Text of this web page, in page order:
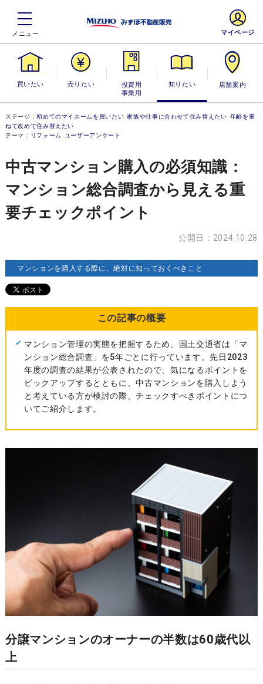
買いたい 売りたい
投資用・事業
用
知りたい 店舗案内
マイページ
ステージ：初めてのマイホームを買いたい 家族や仕事に合わせて住み替えたい 年齢を重
ねて改めて住み替えたい
テーマ：
リフォーム ユーザーアンケート
中古マンション購入の必須知識：
マンション総合調査から見える重
要チェックポイント
公開日：2024.10.28
マンションを購入する際に、絶対に知っておくべきこと
この記事の概要
マンション管理の実態を把握するため、国土交通省は「マ
ンション総合調査」を5年ごとに行っています。先日2023
年度の調査の結果が公表されたので、気になるポイントを
ピックアップするとともに、中古マンションを購入しよう
と考えている方が検討の際、チェックすべきポイントにつ
いてご紹介します。
分譲マンションのオーナーの半数は60歳代以
上